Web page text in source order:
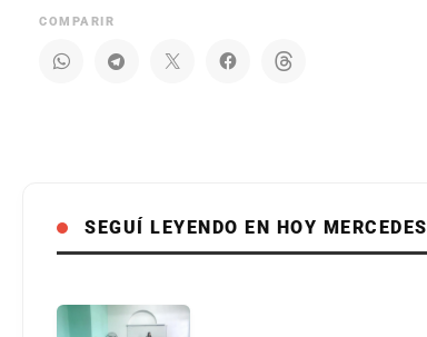
COMPARIR
SEGUÍ LEYENDO EN HOY MERCEDES